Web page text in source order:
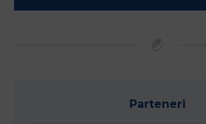
Parteneri